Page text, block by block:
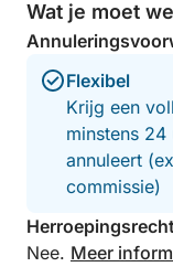
Speelgoed voor
🔸 4
🔸 SUP-peddel:
peddels
🔸 Transparante
Wat je moet
Flexibel
Krijg een
minstens
annuleert
commissie)
Nee. Meer